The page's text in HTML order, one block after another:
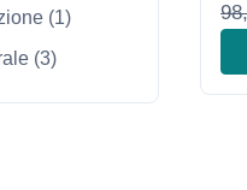
(1)
(3)